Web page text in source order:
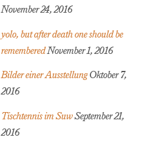
November 24, 2016
yolo, but after death one should be
rememberedNovember 1, 2016
Bilder einer Ausstellung Oktober 7,
2016
Tischtennis im Suw September 21,
2016